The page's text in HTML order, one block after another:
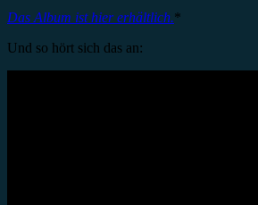
Das Album ist hier erhältlich.*
Und so hört sich das an: